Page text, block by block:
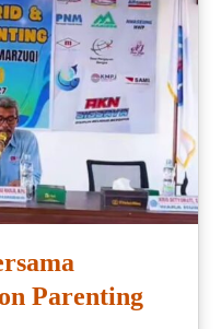
Parenting